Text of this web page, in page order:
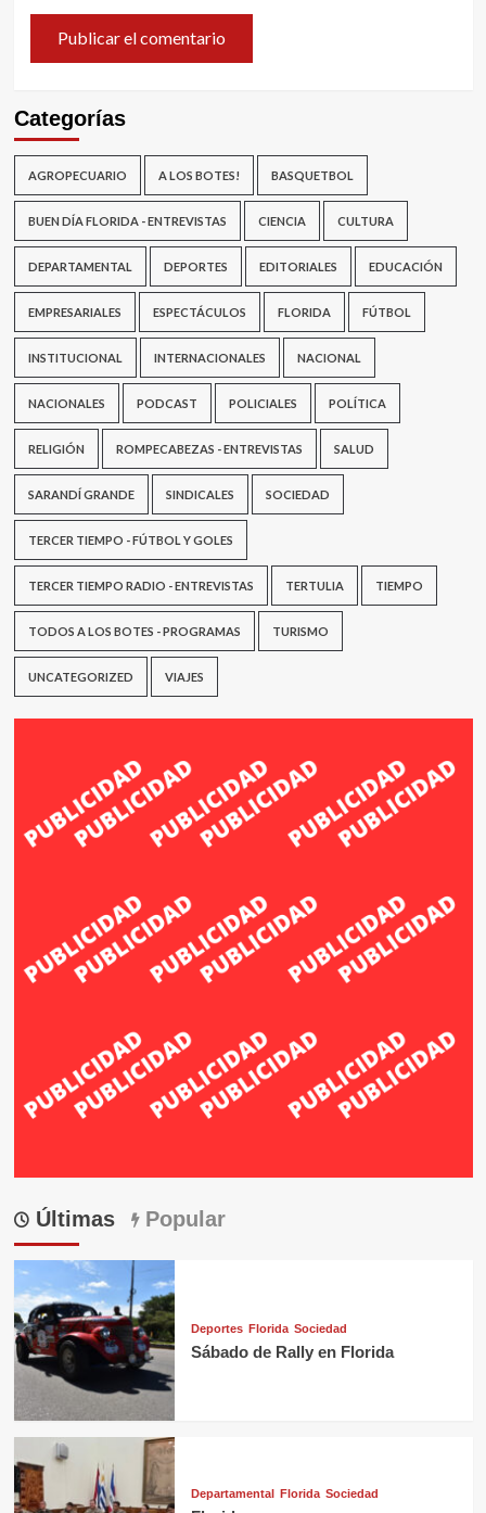
Categorías
AGROPECUARIO A LOS BOTES! BASQUETBOL
BUEN DÍA FLORIDA - ENTREVISTAS CIENCIA CULTURA
DEPARTAMENTAL DEPORTES EDITORIALES EDUCACIÓN
EMPRESARIALES ESPECTÁCULOS FLORIDA FÚTBOL
INSTITUCIONAL INTERNACIONALES NACIONAL
NACIONALES PODCAST POLICIALES POLÍTICA
RELIGIÓN ROMPECABEZAS - ENTREVISTAS SALUD
SARANDÍ GRANDE SINDICALES SOCIEDAD
TERCER TIEMPO - FÚTBOL Y GOLES
TERCER TIEMPO RADIO - ENTREVISTAS TERTULIA TIEMPO
TODOS A LOS BOTES - PROGRAMAS TURISMO
UNCATEGORIZED VIAJES
Últimas Popular
Deportes Florida Sociedad
Sábado de Rally en Florida
Departamental Florida Sociedad